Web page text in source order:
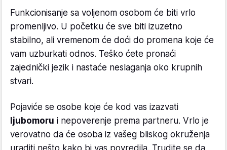
Funkcionisanje sa voljenom osobom će biti vrlo
promenljivo. U početku će sve biti izuzetno
stabilno, ali vremenom će doći do promena koje će
vam uzburkati odnos. Teško ćete pronaći
zajednički jezik i nastaće neslaganja oko krupnih
stvari.
Pojaviće se osobe koje će kod vas izazvati
ljubomoru i nepoverenje prema partneru. Vrlo je
verovatno da će osoba iz vašeg bliskog okruženja
uraditi nešto kako bi vas povredila. Trudite se da